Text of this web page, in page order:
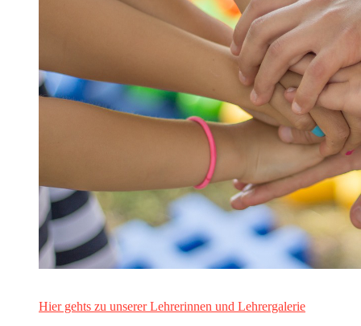
Hier gehts zu unserer Lehrerinnen und Lehrergalerie